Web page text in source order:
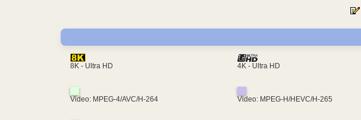
8K - Ultra HD 4K - Ultra HD
Video: MPEG-4/AVC/H-264 Video: MPEG-H/HEVC/H-265